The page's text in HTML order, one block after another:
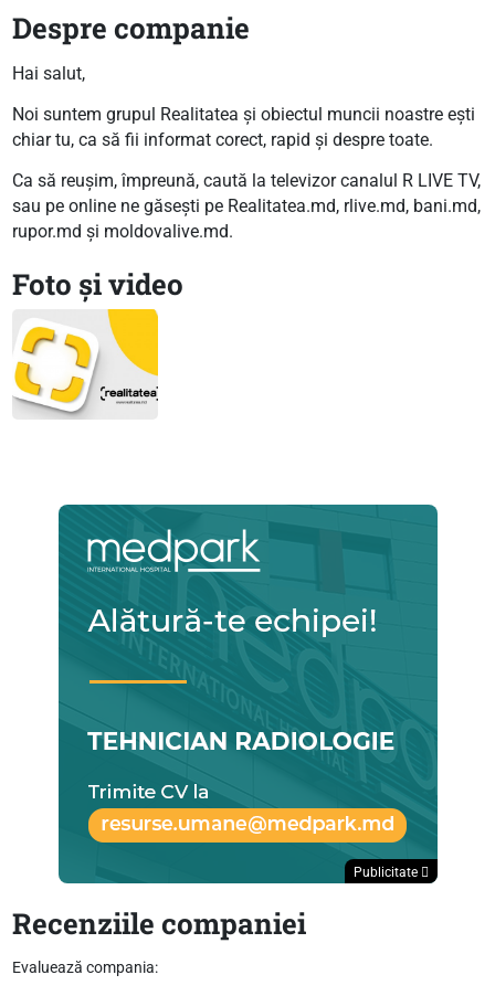
Despre companie
Hai salut,
Noi suntem grupul Realitatea și obiectul muncii noastre ești
chiar tu, ca să fii informat corect, rapid și despre toate.
Ca să reușim, împreună, caută la televizor canalul R LIVE TV,
sau pe online ne găsești pe Realitatea.md, rlive.md, bani.md,
rupor.md și moldovalive.md.
Foto și video
Publicitate
Recenziile companiei
Evaluează compania: